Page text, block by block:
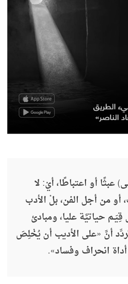
عبثًا أو اعتباطًا، أيْ: لا
من أجل الفن، بلْ الأدب
حياتيَّة عليا، ومبادئ
أنَّ «على الأديب أن يُخْلِصَ
أداة انحراف وفساد».